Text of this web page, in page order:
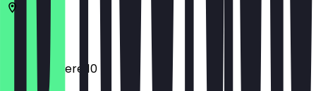
Wien
Am Belvedere 10